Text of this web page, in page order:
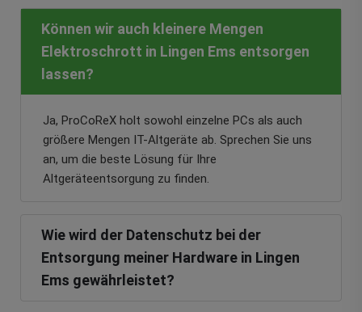
Können wir auch kleinere Mengen
Elektroschrott in Lingen Ems entsorgen
lassen?
Ja, ProCoReX holt sowohl einzelne PCs als auch
größere Mengen IT-Altgeräte ab. Sprechen Sie uns
an, um die beste Lösung für Ihre
Altgeräteentsorgung zu finden.
Wie wird der Datenschutz bei der
Entsorgung meiner Hardware in Lingen
Ems gewährleistet?